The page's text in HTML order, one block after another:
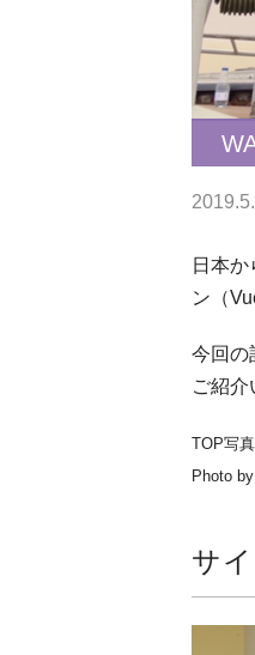
日本
ン（
今回の
ご紹介
TOP写
Photo
サ